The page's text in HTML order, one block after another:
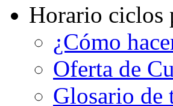
Horario ciclos
¿Cómo
Oferta de
Glosario de